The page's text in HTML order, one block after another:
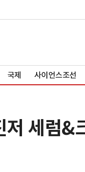
국제 사이언스조선
세럼&